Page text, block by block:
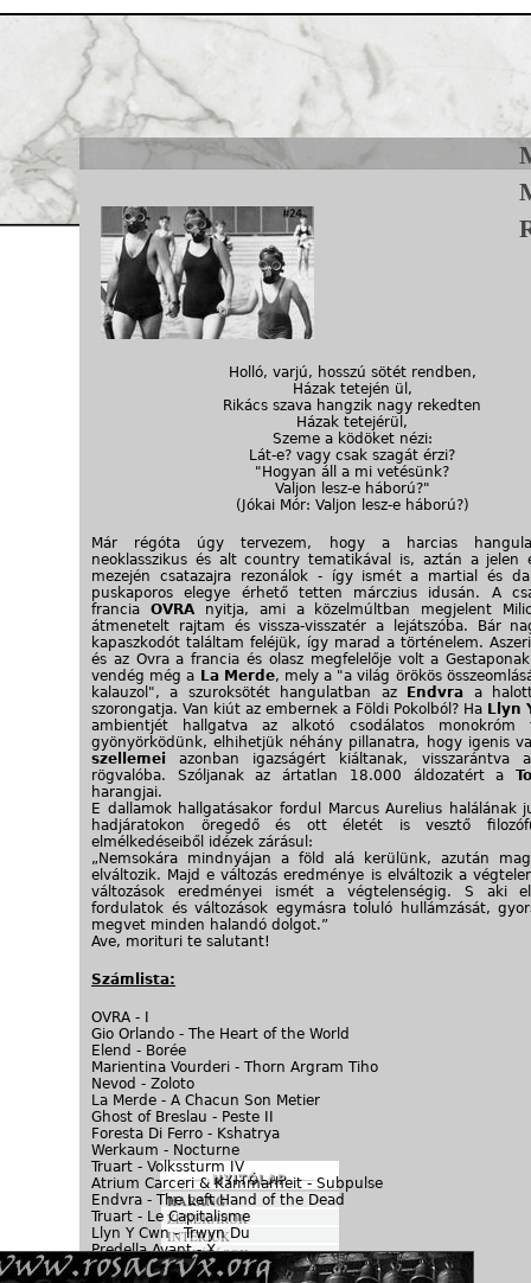
Jump to navigation
Neofolk.hu #24
Holló, varjú, hosszú sötét rendben,
Házak tetején ül,
Rikács szava hangzik nagy rekedten
Házak tetejérül,
Szeme a ködöket nézi:
Lát-e? vagy csak szagát érzi?
"Hogyan áll a mi vetésünk?
Valjon lesz-e háború?"
(Jókai Mór: Valjon lesz-e háború?)
Már régóta úgy tervezem, hogy a harcias
neoklasszikus és alt country tematikával is, aztán a jelen
mezején csatazajra rezonálok - így ismét a martial és
puskaporos elegye érhető tetten márczius idusán. A
francia OVRAnyitja, ami a közelmúltban megjelent
átmenetelt rajtam és vissza-visszatér a lejátszóba. Bár
kapaszkodót találtam feléjük, így marad a történelem.
és az Ovra a francia és olasz megfelelője volt a
vendég még a La Merde, mely a "a világ örökös
kalauzol", a szuroksötét hangulatban az
Endvra a
szorongatja. Van kiút az embernek a Földi Pokolból? Ha Llyn
ambientjét hallgatva az alkotó csodálatos monokróm
gyönyörködünk, elhihetjük néhány pillanatra, hogy igenis
szellemei azonban igazságért kiáltanak, visszarántva
rögvalóba. Szóljanak az ártatlan 18.000 áldozatért a
harangjai.
E dallamok hallgatásakor fordul Marcus Aurelius halálának
hadjáratokon öregedő és ott életét is vesztő
elmélkedéseiből idézek zárásul:
„Nemsokára mindnyájan a föld alá kerülünk, azután
elváltozik. Majd e változás eredménye is elváltozik a
változások eredményei ismét a végtelenségig. S aki
fordulatok és változások egymásra toluló hullámzását,
megvet minden halandó dolgot.”
Ave, morituri te salutant!
Számlista:
OVRA - I
Gio Orlando - The Heart of the World
Elend - Borée
Marientina Vourderi - Thorn Argram Tiho
Nevod - Zoloto
La Merde - A Chacun Son Metier
Ghost of Breslau - Peste II
Foresta Di Ferro - Kshatrya
Werkaum - Nocturne
Truart - Volkssturm IV
Atrium Carceri & Kammarheit - Subpulse
Endvra - The Left Hand of the Dead
Truart - Le Capitalisme
Llyn Y Cwn - Trwyn Du
Predella Avant - X
Todesreigen - VI
HARANG
ZENEKAROK
INTERJÚK
FORDÍTÁSOK
DALSZÖVEGEK